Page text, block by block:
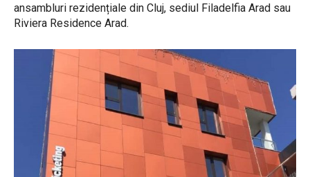
ansambluri rezidențiale din Cluj, sediul Filadelfia Arad sau
Riviera Residence Arad.